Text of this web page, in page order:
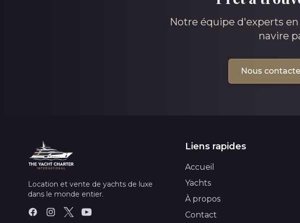
Notre équipe d'experts
navire
Nous
Location et vente de yachts de luxe
dans le monde entier.
Liens rapides
Accueil
Yachts
À propos
Contact